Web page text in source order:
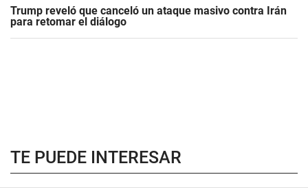
Trump reveló que canceló un ataque masivo contra Irán
para retomar el diálogo
TE PUEDE INTERESAR